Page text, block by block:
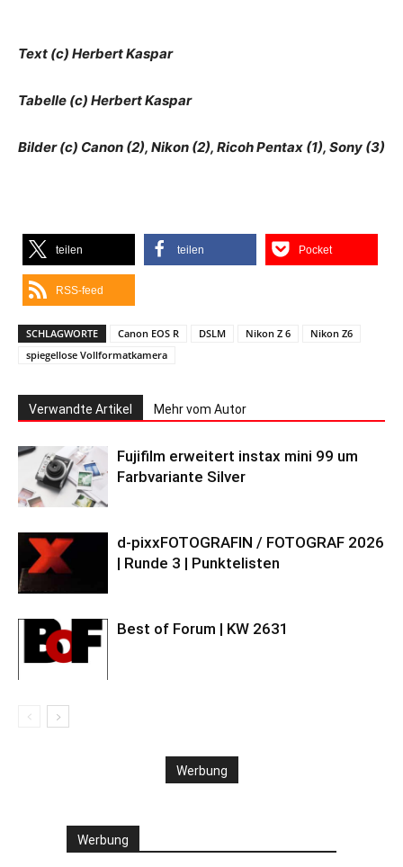
Text (c) Herbert Kaspar
Tabelle (c) Herbert Kaspar
Bilder (c) Canon (2), Nikon (2), Ricoh Pentax (1), Sony (3)
teilen teilen Pocket
RSS-feed
SCHLAGWORTE Canon EOS R DSLM Nikon Z 6
Nikon Z6
spiegellose Vollformatkamera
Verwandte Artikel Mehr vom Autor
Fujifilm erweitert instax mini 99 um
Farbvariante Silver
d-pixxFOTOGRAFIN / FOTOGRAF 2026
| Runde 3 | Punktelisten
Best of Forum | KW 2631
Werbung
Werbung